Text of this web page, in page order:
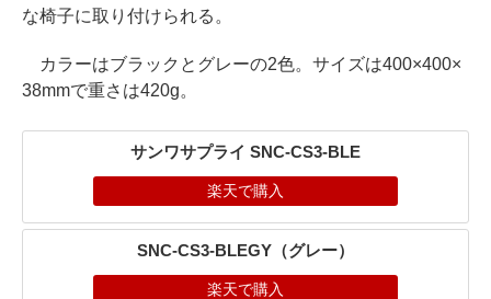
な椅子に取り付けられる。
カラーはブラックとグレーの2色。サイズは400×400×
38mmで重さは420g。
サンワサプライ SNC-CS3-BLE
楽天で購入
SNC-CS3-BLEGY（グレー）
楽天で購入